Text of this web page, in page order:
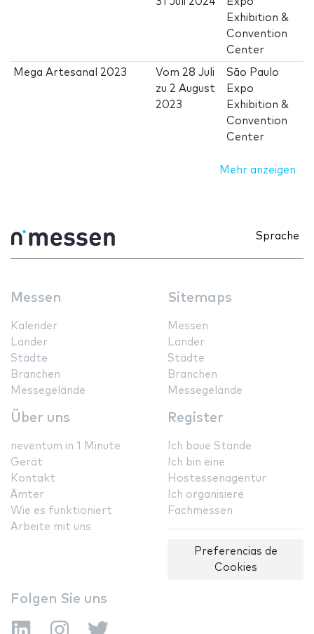
Exhibition &
Convention
Center
Mega Artesanal 2023 Vom 28 Juli
zu 2 August
2023
São Paulo
Expo
Exhibition &
Convention
Center
Mehr anzeigen
Sprache
Messen
Kalender
Länder
Städte
Branchen
Messegelände
Sitemaps
Messen
Länder
Städte
Branchen
Messegelände
Über uns
neventum in 1 Minute
Gerät
Kontakt
Ämter
Wie es funktioniert
Arbeite mit uns
Register
Ich baue Stände
Ich bin eine
Hostessenagentur
Ich organisiere
Fachmessen
Preferencias de
Cookies
Folgen Sie uns